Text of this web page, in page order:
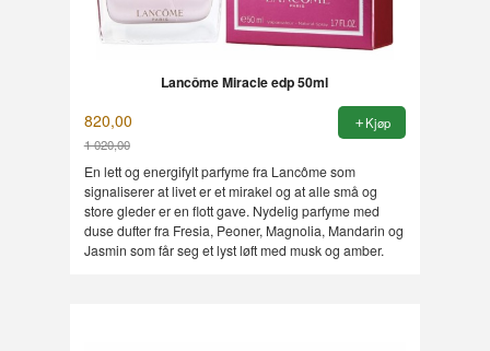
Lancôme Miracle edp 50ml
820,00
1 020,00
Rabatt
Kjøp
En lett og energifylt parfyme fra Lancôme som
signaliserer at livet er et mirakel og at alle små og
store gleder er en flott gave. Nydelig parfyme med
duse dufter fra Fresia, Peoner, Magnolia, Mandarin og
Jasmin som får seg et lyst løft med musk og amber.